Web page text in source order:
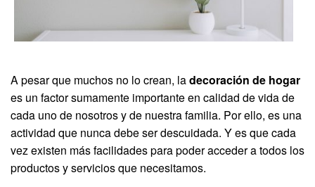
A pesar que muchos no lo crean, ladecoración de hogar
es un factor sumamente importante en calidad de vida de
cada uno de nosotros y de nuestra familia. Por ello, es una
actividad que nunca debe ser descuidada. Y es que cada
vez existen más facilidades para poder acceder a todos los
productos y servicios que necesitamos.